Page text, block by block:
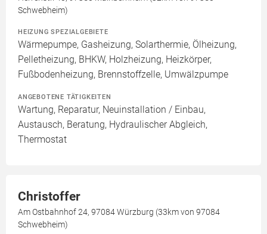
Schwebheim)
HEIZUNG SPEZIALGEBIETE
Wärmepumpe, Gasheizung, Solarthermie, Ölheizung,
Pelletheizung, BHKW, Holzheizung, Heizkörper,
Fußbodenheizung, Brennstoffzelle, Umwälzpumpe
ANGEBOTENE TÄTIGKEITEN
Wartung, Reparatur, Neuinstallation / Einbau,
Austausch, Beratung, Hydraulischer Abgleich,
Thermostat
Christoffer
Am Ostbahnhof 24, 97084 Würzburg (33km von 97084
Schwebheim)